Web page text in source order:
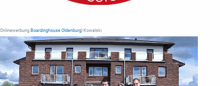
Onlinewerbung Boardinghouse Oldenburg | Kowalski